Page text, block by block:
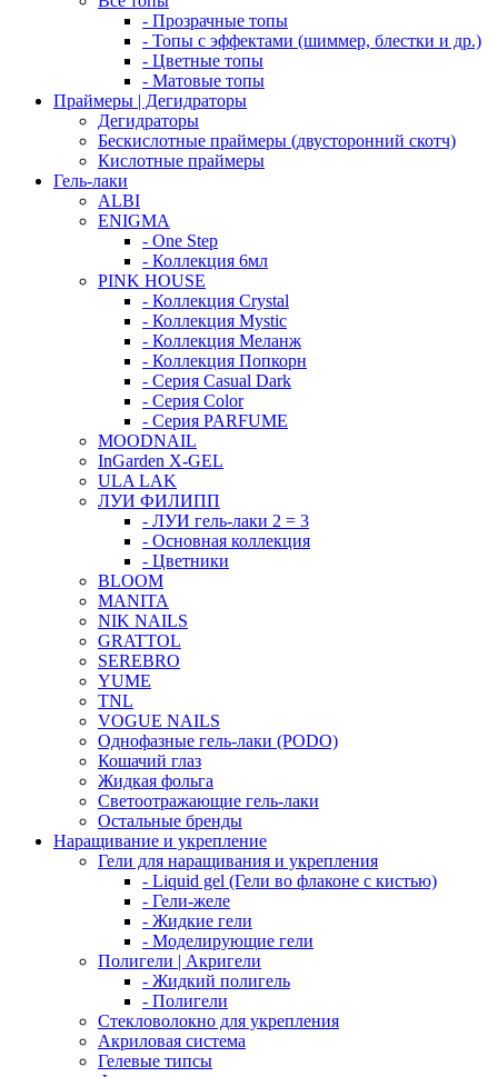
- Прозрачные топы
- Топы с эффектами (шиммер, блестки и др.)
- Цветные топы
- Матовые топы
Праймеры | Дегидраторы
Дегидраторы
Бескислотные праймеры (двусторонний скотч)
Кислотные праймеры
Гель-лаки
ALBI
ENIGMA
- One Step
- Коллекция 6мл
PINK HOUSE
- Коллекция Crystal
- Коллекция Mystic
- Коллекция Меланж
- Коллекция Попкорн
- Серия Casual Dark
- Серия Color
- Серия PARFUME
MOODNAIL
InGarden X-GEL
ULA LAK
ЛУИ ФИЛИПП
- ЛУИ гель-лаки 2 = 3
- Основная коллекция
- Цветники
BLOOM
MANITA
NIK NAILS
GRATTOL
SEREBRO
YUME
TNL
VOGUE NAILS
Однофазные гель-лаки (PODO)
Кошачий глаз
Жидкая фольга
Светоотражающие гель-лаки
Остальные бренды
Наращивание и укрепление
Гели для наращивания и укрепления
- Liquid gel (Гели во флаконе с кистью)
- Гели-желе
- Жидкие гели
- Моделирующие гели
Полигели | Акригели
- Жидкий полигель
- Полигели
Стекловолокно для укрепления
Акриловая система
Гелевые типсы